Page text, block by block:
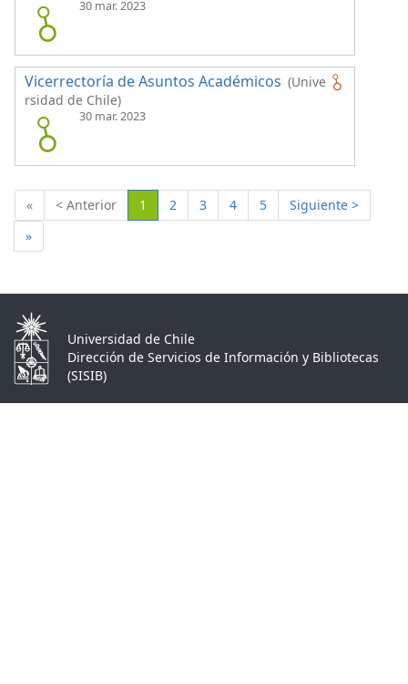
30 mar. 2023
Vicerrectoría de Asuntos Académicos (Unive
rsidad de Chile)
30 mar. 2023
« < Anterior 1 (Actual)
2 3 4 5
Siguiente >
»
Universidad de Chile
Dirección de Servicios de Información y Bibliotecas
(SISIB)